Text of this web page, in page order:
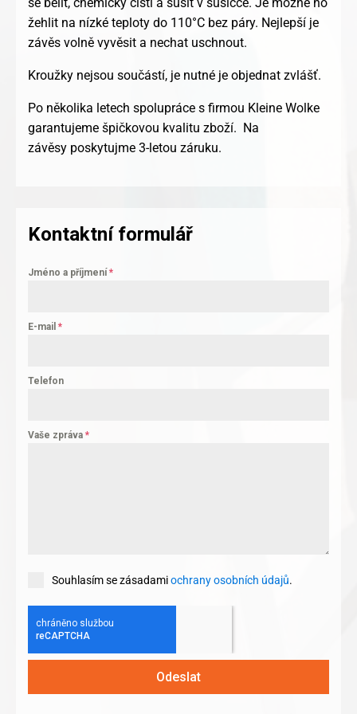
žehlit na nízké teploty do 110°C bez páry. Nejlepší je
závěs volně vyvěsit a nechat uschnout.
Kroužky nejsou součástí, je nutné je objednat zvlášť.
Po několika letech spolupráce s firmou Kleine Wolke
garantujeme špičkovou kvalitu zboží. Na
závěsy poskytujme 3-letou záruku.
Kontaktní formulář
Jméno a příjmení *
E-mail *
Telefon
Vaše zpráva *
Souhlasím se zásadamiochrany osobních údajů.
Odeslat